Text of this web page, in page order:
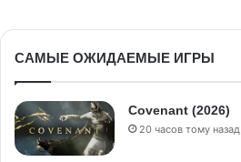
САМЫЕ ОЖИДАЕМЫЕ ИГРЫ
Covenant (2026)
20 часов тому назад